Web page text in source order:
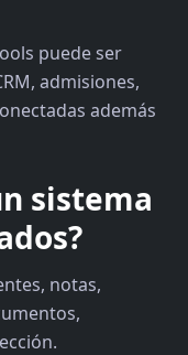
puede ser
admisiones,
además
sistema
notas,